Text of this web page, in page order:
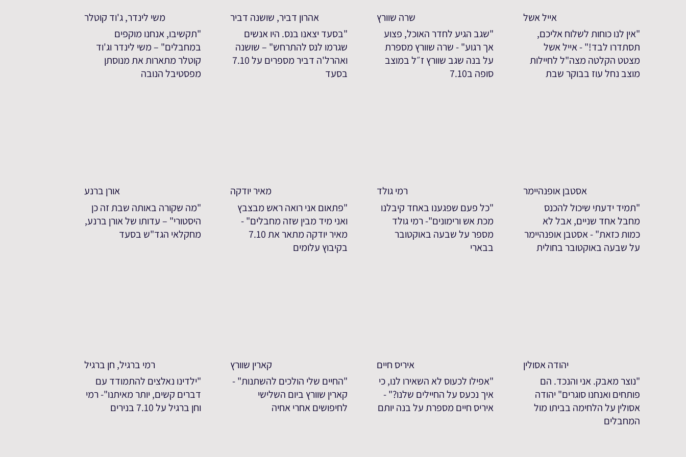
משי לינדר, ג'וד קוטלר
"תקשיבו, אנחנו מוקפים
במחבלים" – משי לינדר וג'וד
קוטלר מתארות את מנוסתן
מפסטיבל הנובה
אהרון דביר, שושנה דביר
"בסעד יצאנו בנס. היו אנשים
שגרמו לנס להתרחש" – שושנה
ואהרל'ה דביר מספרים על 7.10
בסעד
שרה שוורץ
"שגב הגיע לחדר האוכל, פצוע
אך רגוע" - שרה שוורץ מספרת
על בנה שגב שוורץ ז״ל במוצב
סופה ב7.10
אייל אשל
"אין לנו כוחות לשלוח אליכם,
תסתדרו לבד!" - אייל אשל
מצטט הקלטה מצה"ל לחיילות
מוצב נחל עוז בבוקר שבת
אורן ברנע
"מה שקורה באותה שבת זה כן
היסטורי" – עדותו של אורן ברנע,
מחקלאי הגד"ש בסעד
מאיר יודקה
"פתאום אני רואה ראש מבצבץ
ואני מיד מבין שזה מחבלים" -
מאיר יודקה מתאר את 7.10
בקיבוץ עלומים
רמי גולד
"כל פעם שפגענו באחד קיבלנו
מכת אש ורימונים"- רמי גולד
מספר על שבעה באוקטובר
בבארי
אסטבן אופנהיימר
"תמיד ידעתי שיכול להכנס
מחבל אחד שניים, אבל לא
כמות כזאת" - אסטבן אופנהיימר
על שבעה באוקטובר בחולית
רמי ברגיל, חן ברגיל
"ילדינו נאלצים להתמודד עם
דברים קשים, יותר מאיתנו"- רמי
וחן ברגיל על 7.10 בנירים
קארין שוורץ
"החיים שלי הולכים להשתנות" -
קארין שוורץ ביום השלישי
לחיפושים אחרי אחיה
איריס חיים
"אפילו לכעוס לא השאירו לנו, כי
איך נכעס על החיילים שלנו?" -
איריס חיים מספרת על בנה יותם
יהודה אסולין
"נוצר מאבק. אני והנכד. הם
פותחים ואנחנו סוגרים" יהודה
אסולין על הלחימה בביתו מול
המחבלים